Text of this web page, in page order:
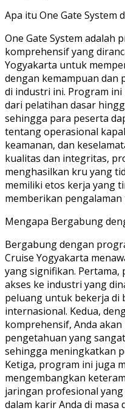
Apa itu One Gate System
One Gate System adalah
komprehensif yang
Yogyakarta untuk
dengan kemampuan dan
di industri ini. Program
dari pelatihan dasar
sehingga para peserta
tentang operasional
keamanan, dan
kualitas dan integritas,
menghasilkan kru yang
memiliki etos kerja yang
memberikan
Mengapa Bergabung
Bergabung dengan
Cruise Yogyakarta
yang signifikan.
akses ke industri yang
peluang untuk bekerja di
internasional. Kedua,
komprehensif, Anda
pengetahuan yang
sehingga meningkatkan
Ketiga, program ini juga
mengembangkan
jaringan profesional
dalam karir Anda di masa